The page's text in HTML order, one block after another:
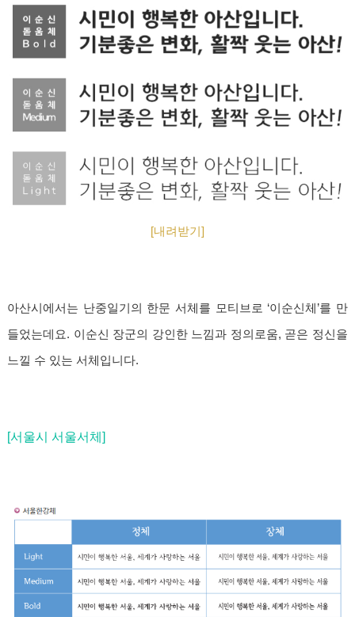
[내려받기]
아산시에서는 난중일기의 한문 서체를 모티브로 ‘이순신체’를 만
들었는데요. 이순신 장군의 강인한 느낌과 정의로움, 곧은 정신을
느낄 수 있는 서체입니다.
[서울시 서울서체]